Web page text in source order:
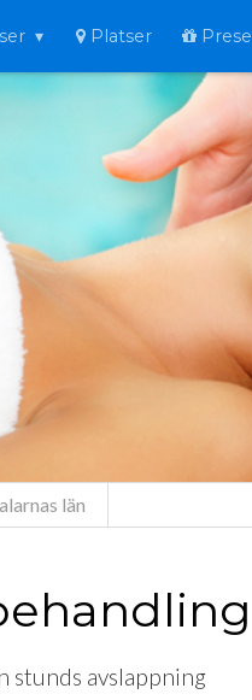
Platser
län
stunds avslappning